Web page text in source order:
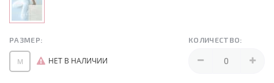
РАЗМЕР: КОЛИЧЕСТВО:
M НЕТ В НАЛИЧИИ